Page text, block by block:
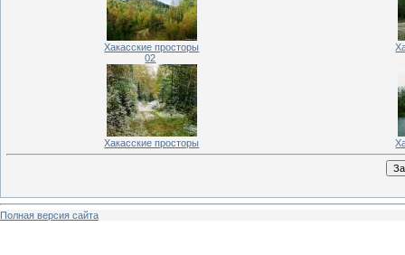
Хакасские просторы
02
Хакасские просторы
Полная версия сайта